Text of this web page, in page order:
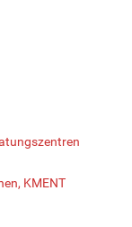
KMENT